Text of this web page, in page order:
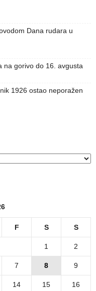
Dana rudara u
na gorivo do 16. avgusta
1926 ostao neporažen
F S S
1 2
7 8 9
14 15 16